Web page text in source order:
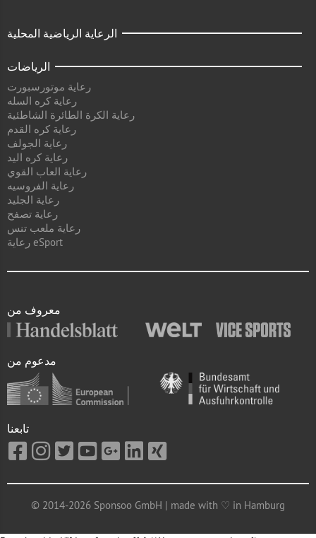
الرعاية الرياضية المحلية
الرياضات
رعاية موتورسبورت
رعاية كره السله
رعاية الكرة الطائرة الشاطئية
رعاية كره القدم
رعاية الجولف
رعاية كره اليد
رعاية العاب القوي
رعاية الفروسيه
رعاية الجليد
رعاية تصفح
رعاية ملعب تنس
رعاية eSport
معروف من
مدعوم من
تابعنا
© 2014-2026 Sponsoo GmbH | made with ♡ in Hamburg